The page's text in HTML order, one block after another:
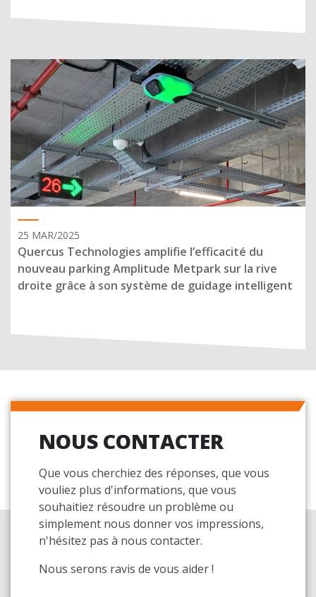
25 MAR/2025
Quercus Technologies amplifie l’efficacité du
nouveau parking Amplitude Metpark sur la rive
droite grâce à son système de guidage intelligent
NOUS CONTACTER
Que vous cherchiez des réponses, que vous
vouliez plus d'informations, que vous
souhaitiez résoudre un problème ou
simplement nous donner vos impressions,
n'hésitez pas à nous contacter.
Nous serons ravis de vous aider !